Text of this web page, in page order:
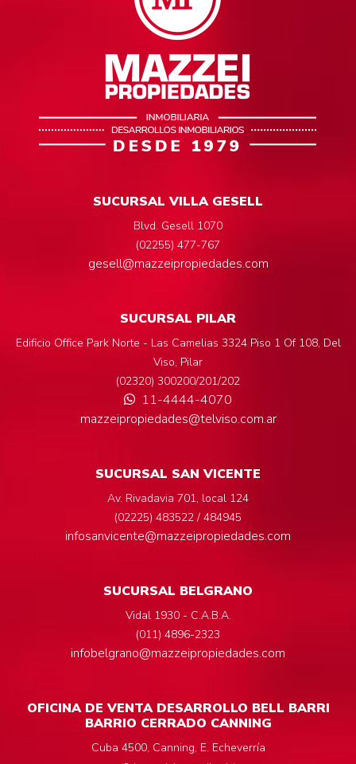
SUCURSAL VILLA GESELL
Blvd. Gesell 1070
(02255) 477-767
gesell@mazzeipropiedades.com
SUCURSAL PILAR
Edificio Office Park Norte - Las Camelias 3324 Piso 1 Of 108, Del
Viso, Pilar
(02320) 300200/201/202
11-4444-4070
mazzeipropiedades@telviso.com.ar
SUCURSAL SAN VICENTE
Av. Rivadavia 701, local 124
(02225) 483522 / 484945
infosanvicente@mazzeipropiedades.com
SUCURSAL BELGRANO
Vidal 1930 - C.A.B.A.
(011) 4896-2323
infobelgrano@mazzeipropiedades.com
OFICINA DE VENTA DESARROLLO BELL BARRI
BARRIO CERRADO CANNING
Cuba 4500, Canning, E. Echeverría